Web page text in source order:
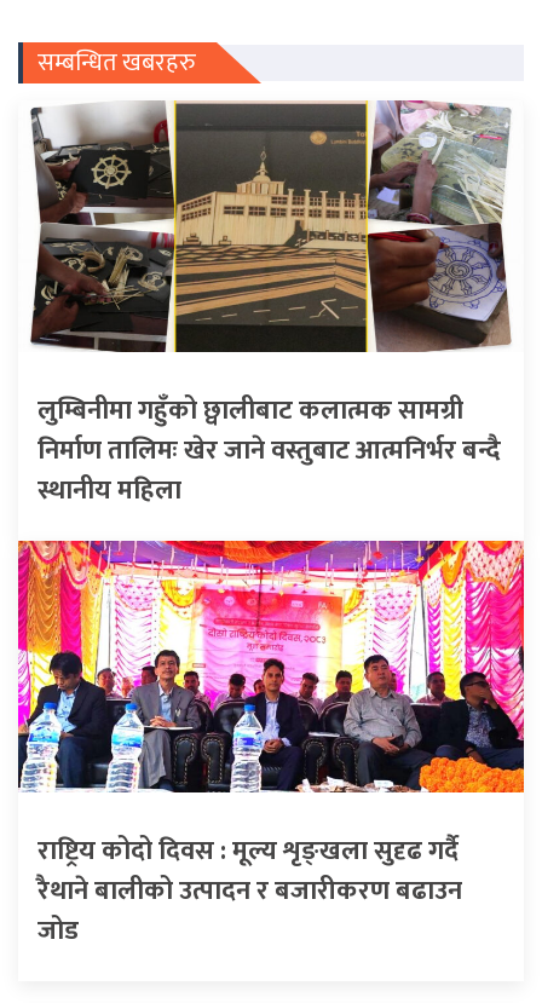
सम्बन्धित खबरहरु
लुम्बिनीमा गहुँको छ्वालीबाट कलात्मक सामग्री
निर्माण तालिमः खेर जाने वस्तुबाट आत्मनिर्भर बन्दै
स्थानीय महिला
राष्ट्रिय कोदो दिवस : मूल्य शृङ्खला सुदृढ गर्दै
रैथाने बालीको उत्पादन र बजारीकरण बढाउन
जोड